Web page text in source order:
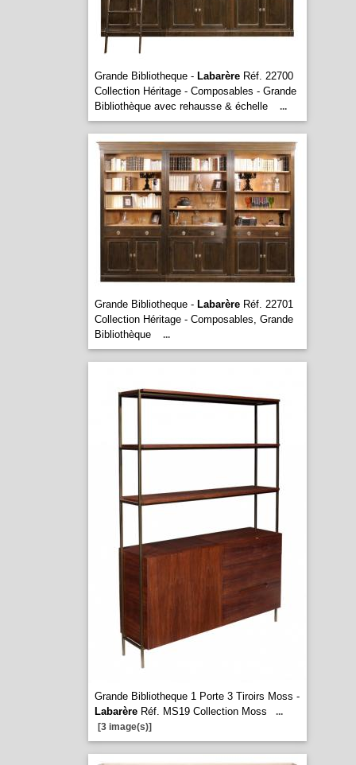
Grande Bibliotheque - LabarèreRéf. 22700
Collection Héritage - Composables - Grande
Bibliothèque avec rehausse & échelle
...
Grande Bibliotheque - LabarèreRéf. 22701
Collection Héritage - Composables, Grande
Bibliothèque
...
Grande Bibliotheque 1 Porte 3 Tiroirs Moss -
LabarèreRéf. MS19 Collection Moss
...
[3 image(s)]